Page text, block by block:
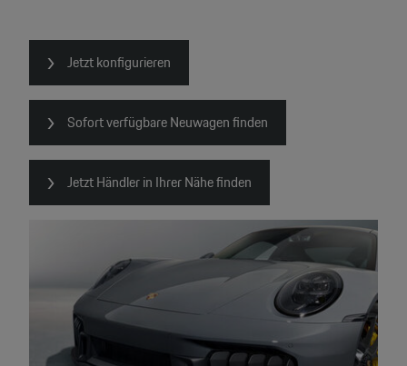
Jetzt konfigurieren
Sofort verfügbare Neuwagen finden
Jetzt Händler in Ihrer Nähe finden